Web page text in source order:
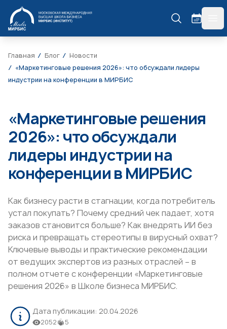
МИРБИС
Главная Блог
Новости
«Маркетинговые решения 2026»: что обсуждали лидеры
индустрии на конференции в МИРБИС
«Маркетинговые решения
2026»: что обсуждали
лидеры индустрии на
конференции в МИРБИС
Как бизнесу расти в стагнации, когда потребитель
устал покупать? Почему средний чек падает, хотя
заказов становится больше? Как внедрять ИИ без
риска и превращать стереотипы в вирусный охват?
Ключевые выводы и практические рекомендации
от ведущих экспертов из разных отраслей – в
полном отчете с конференции «Маркетинговые
решения 2026» в Школе бизнеса МИРБИС.
Дата публикации: 20.04.2026
2052 5